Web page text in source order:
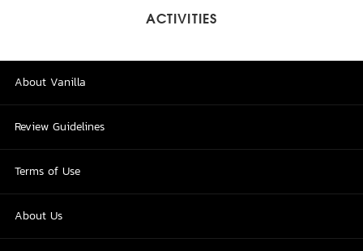
ACTIVITIES
About Vanilla
Review Guidelines
Terms of Use
About Us